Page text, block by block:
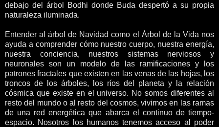
debajo del árbol Bodhi donde Buda despertó a su propia
naturaleza iluminada.
Entender al árbol de Navidad como el Árbol de la Vida nos
ayuda a comprender cómo nuestro cuerpo, nuestra energía,
nuestra conciencia, nuestros sistemas nerviosos y
neuronales son un modelo de las ramificaciones y los
patrones fractales que existen en las venas de las hojas, los
troncos de los árboles, los ríos del planeta y la relación
cósmica que existe en el universo. No somos diferentes al
resto del mundo o al resto del cosmos, vivimos en las ramas
de una red energética que abarca el continuo de tiempo-
espacio. Nosotros los humanos tenemos acceso al poder